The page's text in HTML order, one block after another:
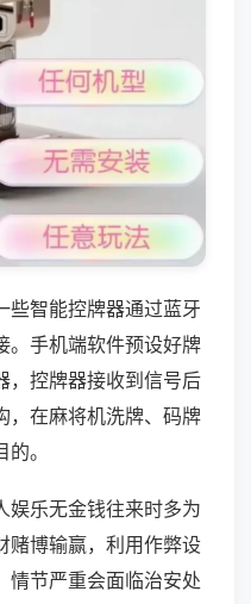
些智能控牌器通过蓝牙
。手机端软件预设好牌
，控牌器接收到信号后
，在麻将机洗牌、码牌
。
娱乐无金钱往来时多为
赌博输赢，利用作弊设
情节严重会面临治安处